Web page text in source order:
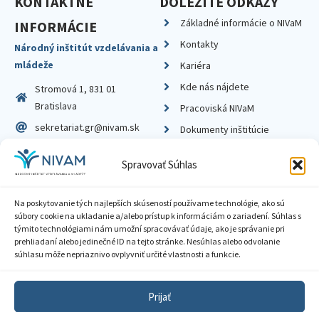
Spravovať Súhlas
Na poskytovanie tých najlepších skúseností používame technológie, ako sú
súbory cookie na ukladanie a/alebo prístup k informáciám o zariadení. Súhlas s
týmito technológiami nám umožní spracovávať údaje, ako je správanie pri
prehliadaní alebo jedinečné ID na tejto stránke. Nesúhlas alebo odvolanie
súhlasu môže nepriaznivo ovplyvniť určité vlastnosti a funkcie.
Prijať
INFORMÁCIE
Národný inštitút vzdelávania a
mládeže
Stromová 1, 831 01
Bratislava
sekretariat.gr@nivam.sk
IČO: 00164348
DIČ: 2020798714
Základné informácie o NIVaM
Kontakty
Kariéra
Kde nás nájdete
Pracoviská NIVaM
Dokumenty inštitúcie
Zásady ochrany súkromia
Sprístupnenie informácií